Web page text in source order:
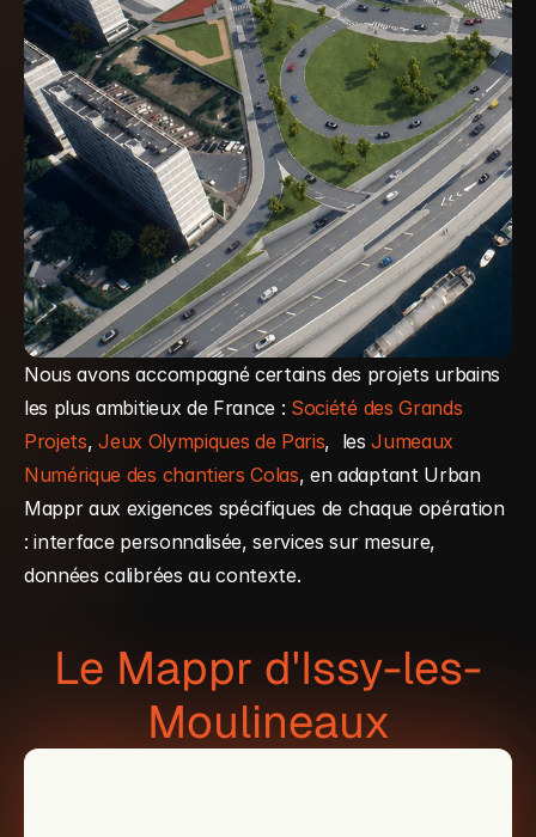
Nous avons accompagné certains des projets urbains
les plus ambitieux de France : Société des Grands
Projets, Jeux Olympiques de Paris,  les Jumeaux
Numérique des chantiers Colas, en adaptant Urban
Mappr aux exigences spécifiques de chaque opération
: interface personnalisée, services sur mesure,
données calibrées au contexte.
Le Mappr d'Issy-les-
Moulineaux